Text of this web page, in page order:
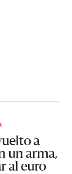
a
un arma,
al euro